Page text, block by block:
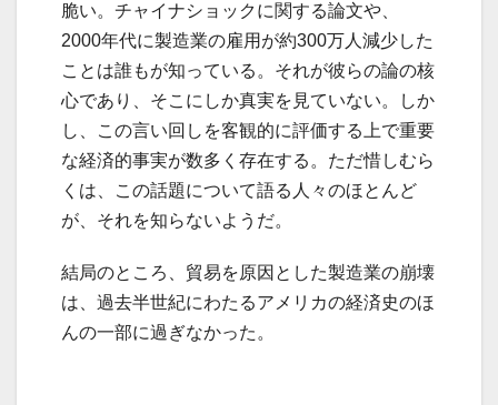
脆い。チャイナショックに関する論文や、
2000年代に製造業の雇用が約300万人減少した
ことは誰もが知っている。それが彼らの論の核
心であり、そこにしか真実を見ていない。しか
し、この言い回しを客観的に評価する上で重要
な経済的事実が数多く存在する。ただ惜しむら
くは、この話題について語る人々のほとんど
が、それを知らないようだ。
結局のところ、貿易を原因とした製造業の崩壊
は、過去半世紀にわたるアメリカの経済史のほ
んの一部に過ぎなかった。